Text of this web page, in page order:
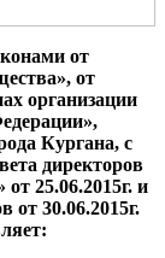
от
от
организации
Кургана, c
директоров
от 25.06.2015г. и
от 30.06.2015г.